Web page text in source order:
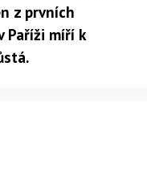
z prvních
Paříži míří k